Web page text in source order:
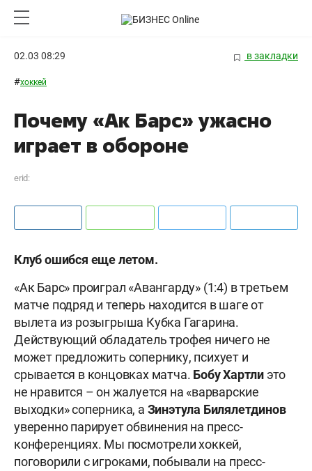
02.03 08:29 в закладки
#хоккей
Почему «Ак Барс» ужасно
играет в обороне
erid:
Клуб ошибся еще летом.
«Ак Барс» проиграл «Авангарду» (1:4) в третьем
матче подряд и теперь находится в шаге от
вылета из розыгрыша Кубка Гагарина.
Действующий обладатель трофея ничего не
может предложить сопернику, психует и
срывается в концовках матча. Бобу Хартли это
не нравится – он жалуется на «варварские
выходки» соперника, а Зинэтула Билялетдинов
уверенно парирует обвинения на пресс-
конференциях. Мы посмотрели хоккей,
поговорили с игроками, побывали на пресс-